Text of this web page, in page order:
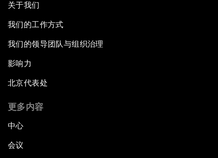
关于我们
我们的工作方式
我们的领导团队与组织治理
影响力
北京代表处
更多内容
中心
会议